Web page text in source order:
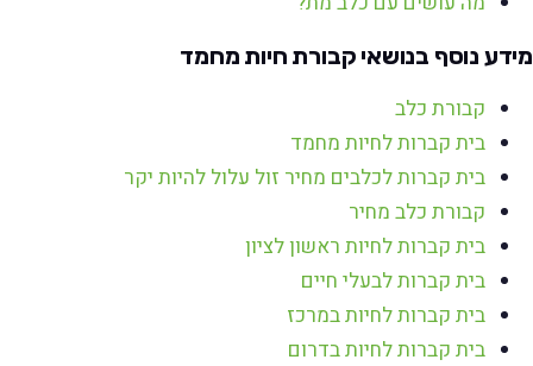
מידע נוסף בנושאי קבורת חיות מחמד
קבורת כלב
בית קברות לחיות מחמד
בית קברות לכלבים מחיר זול עלול להיות יקר
קבורת כלב מחיר
בית קברות לחיות ראשון לציון
בית קברות לבעלי חיים
בית קברות לחיות במרכז
בית קברות לחיות בדרום